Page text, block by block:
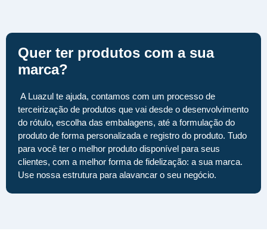
Quer ter produtos com a sua
marca?
A Luazul te ajuda, contamos com um processo de
terceirização de produtos que vai desde o desenvolvimento
do rótulo, escolha das embalagens, até a formulação do
produto de forma personalizada e registro do produto. Tudo
para você ter o melhor produto disponível para seus
clientes, com a melhor forma de fidelização: a sua marca.
Use nossa estrutura para alavancar o seu negócio.